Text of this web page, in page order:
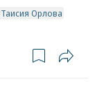
Таисия Орлова